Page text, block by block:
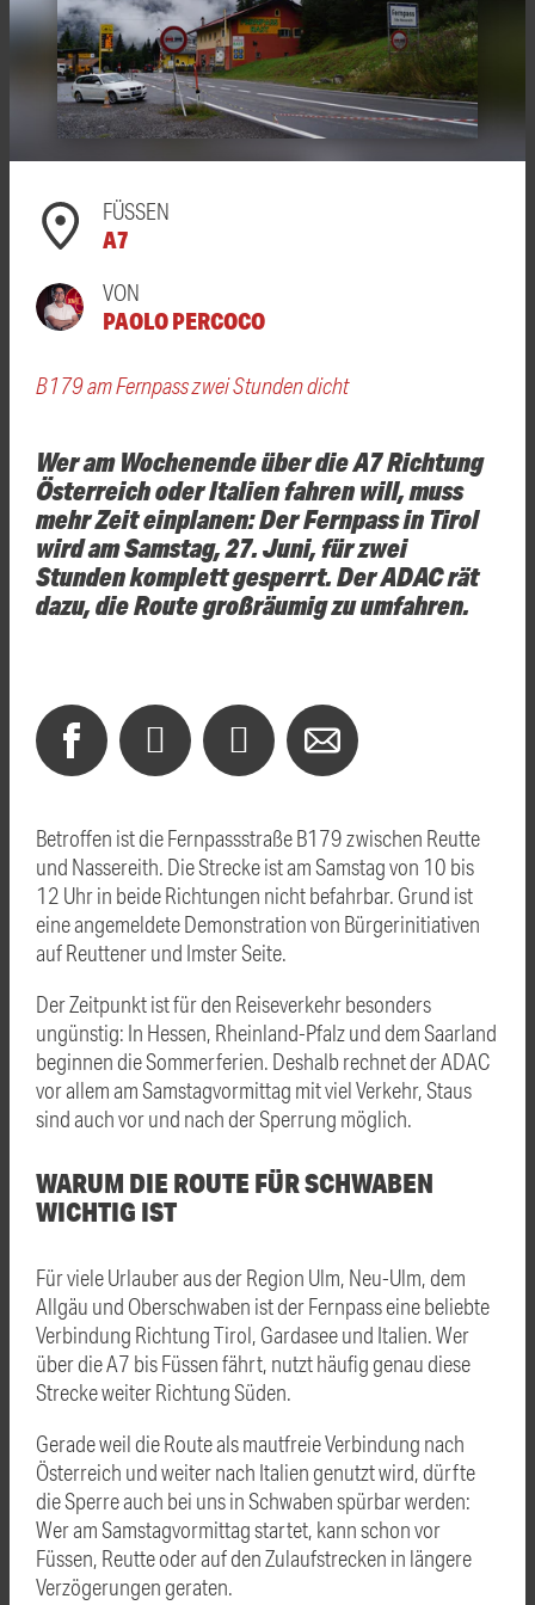
FÜSSEN
A7
VON
PAOLO PERCOCO
B179 am Fernpass zwei Stunden dicht
Wer am Wochenende über die A7 Richtung
Österreich oder Italien fahren will, muss
mehr Zeit einplanen: Der Fernpass in Tirol
wird am Samstag, 27. Juni, für zwei
Stunden komplett gesperrt. Der ADAC rät
dazu, die Route großräumig zu umfahren.
Betroffen ist die Fernpassstraße B179 zwischen Reutte
und Nassereith. Die Strecke ist am Samstag von 10 bis
12 Uhr in beide Richtungen nicht befahrbar. Grund ist
eine angemeldete Demonstration von Bürgerinitiativen
auf Reuttener und Imster Seite.
Der Zeitpunkt ist für den Reiseverkehr besonders
ungünstig: In Hessen, Rheinland-Pfalz und dem Saarland
beginnen die Sommerferien. Deshalb rechnet der ADAC
vor allem am Samstagvormittag mit viel Verkehr, Staus
sind auch vor und nach der Sperrung möglich.
WARUM DIE ROUTE FÜR SCHWABEN
WICHTIG IST
Für viele Urlauber aus der Region Ulm, Neu-Ulm, dem
Allgäu und Oberschwaben ist der Fernpass eine beliebte
Verbindung Richtung Tirol, Gardasee und Italien. Wer
über die A7 bis Füssen fährt, nutzt häufig genau diese
Strecke weiter Richtung Süden.
Gerade weil die Route als mautfreie Verbindung nach
Österreich und weiter nach Italien genutzt wird, dürfte
die Sperre auch bei uns in Schwaben spürbar werden:
Wer am Samstagvormittag startet, kann schon vor
Füssen, Reutte oder auf den Zulaufstrecken in längere
Verzögerungen geraten.